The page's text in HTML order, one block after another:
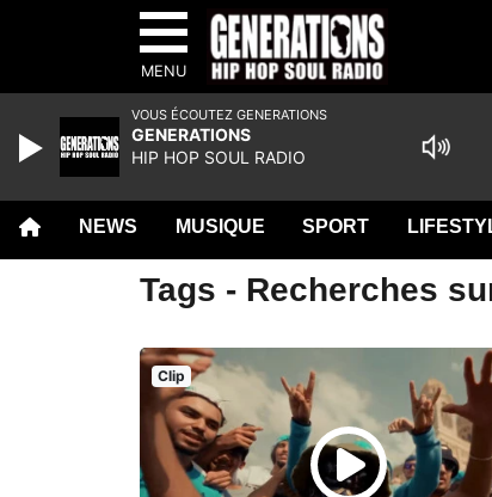
MENU
NEWS MUSIQUE SPORT
Tags - Recherches
Clip
VOUS ÉCOUTEZ GENERATIONS
GENERATIONS
HIP HOP SOUL RADIO